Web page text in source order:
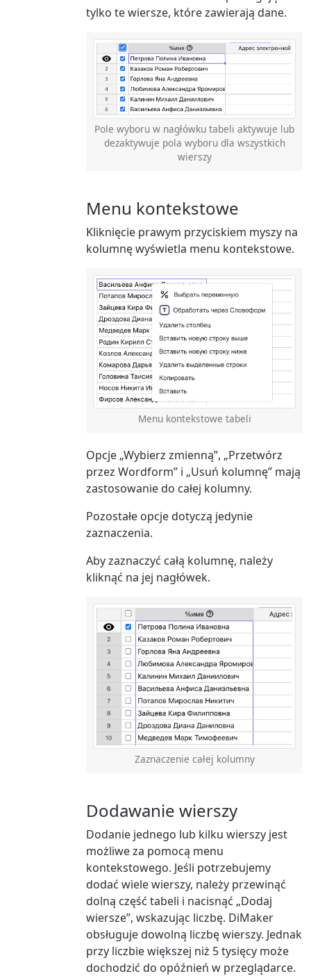
tylko te wiersze, które zawierają dane.
Pole wyboru w nagłówku tabeli aktywuje lub
dezaktywuje pola wyboru dla wszystkich
wierszy
Menu kontekstowe
Kliknięcie prawym przyciskiem myszy na
kolumnę wyświetla menu kontekstowe.
Menu kontekstowe tabeli
Opcje „Wybierz zmienną”, „Przetwórz
przez Wordform” i „Usuń kolumnę” mają
zastosowanie do całej kolumny.
Pozostałe opcje dotyczą jedynie
zaznaczenia.
Aby zaznaczyć całą kolumnę, należy
kliknąć na jej nagłówek.
Zaznaczenie całej kolumny
Dodawanie wierszy
Dodanie jednego lub kilku wierszy jest
możliwe za pomocą menu
kontekstowego. Jeśli potrzebujemy
dodać wiele wierszy, należy przewinąć
dolną część tabeli i nacisnąć „Dodaj
wiersze”, wskazując liczbę. DiMaker
obsługuje dowolną liczbę wierszy. Jednak
przy liczbie większej niż 5 tysięcy może
dochodzić do opóźnień w przeglądarce.